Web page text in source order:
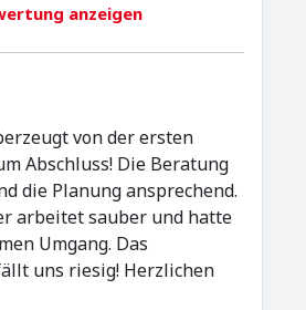
anzeigen
von der ersten
Abschluss! Die Beratung
die Planung ansprechend.
arbeitet sauber und hatte
Umgang. Das
uns riesig! Herzlichen